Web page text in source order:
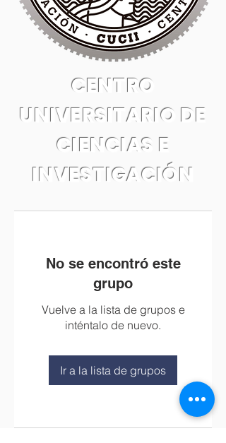
CENTRO
UNIVERSITARIO DE
CIENCIAS E
INVESTIGACIÓN
No se encontró este
grupo
Vuelve a la lista de grupos e
inténtalo de nuevo.
Ir a la lista de grupos